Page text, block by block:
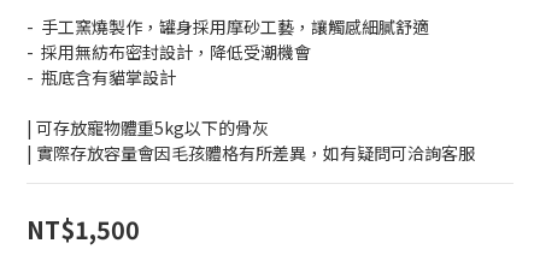
-  手工窯燒製作，罐身採用摩砂工藝，讓觸感細膩舒適
-  採用無紡布密封設計，降低受潮機會
-  瓶底含有貓掌設計
| 可存放寵物體重5kg以下的骨灰
| 實際存放容量會因毛孩體格有所差異，如有疑問可洽詢客服
NT$1,500